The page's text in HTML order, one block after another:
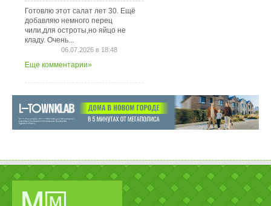
Готовлю этот салат лет 30. Ещё
добавляю немного перец
чили,для остроты,но яйцо не
кладу. Очень...
06.07.2026 в 18:48
Еще комментарии»